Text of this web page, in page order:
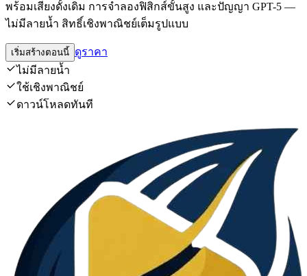
พร้อมเสียงดั้งเดิม การจำลองฟิสิกส์ขั้นสูง และปัญญา GPT-5 —
ไม่มีลายน้ำ สิทธิ์เชิงพาณิชย์เต็มรูปแบบ
เริ่มสร้างตอนนี้ ดูราคา
ไม่มีลายน้ำ
ใช้เชิงพาณิชย์
ดาวน์โหลดทันที